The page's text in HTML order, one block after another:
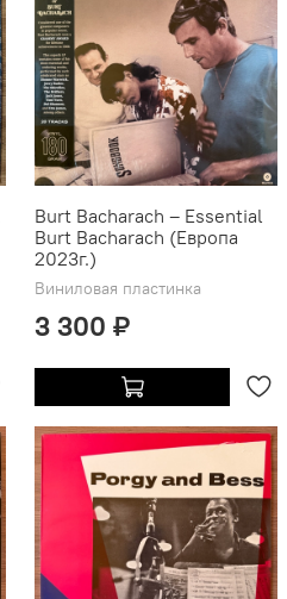
Burt Bacharach – Essential
Burt Bacharach (Европа
2023г.)
Виниловая пластинка
3 300 ₽